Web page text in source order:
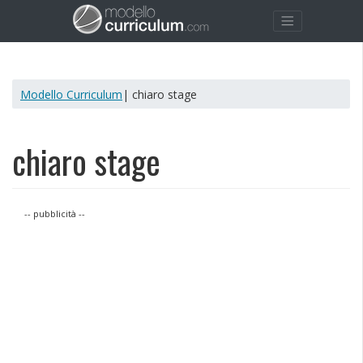
Modello Curriculum | chiaro stage
chiaro stage
-- pubblicità --